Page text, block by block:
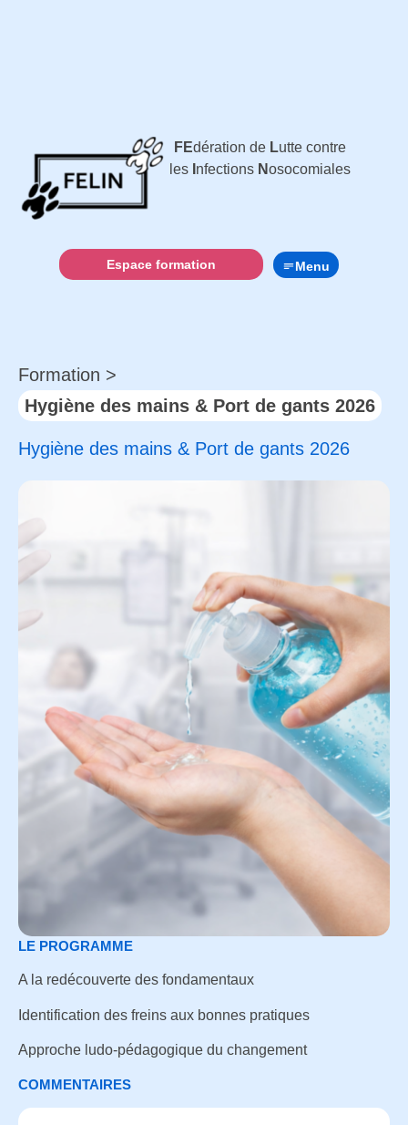
FEdération de Lutte contre
les nfections Nosocomiales
Espace formation Menu
Formation >
Hygiène des mains & Port de gants 2026
Hygiène des mains & Port de gants 2026
LE PROGRAMME
A la redécouverte des fondamentaux
Identification des freins aux bonnes pratiques
Approche ludo-pédagogique du changement
COMMENTAIRES